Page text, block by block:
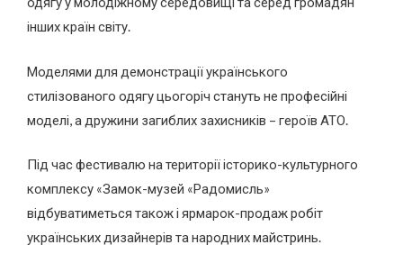
інших країн світу.
Моделями для демонстрації українського
стилізованого одягу цьогоріч стануть не професійні
моделі, а дружини загиблих захисників – героїв АТО.
Під час фестивалю на території історико-культурного
комплексу «Замок-музей «Радомисль»
відбуватиметься також і ярмарок-продаж робіт
українських дизайнерів та народних майстринь.